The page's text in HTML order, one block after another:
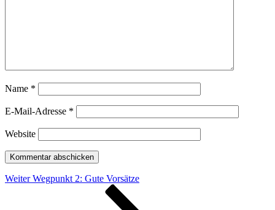
Name *
E-Mail-Adresse *
Website
Beitragsnavigation
Nächster
Weiter Wegpunkt 2: Gute Vorsätze